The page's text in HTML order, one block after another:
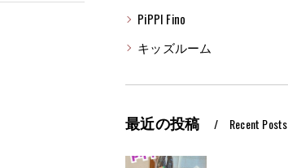
PiPPI Fino
キッズルーム
最近の投稿 Recent Posts